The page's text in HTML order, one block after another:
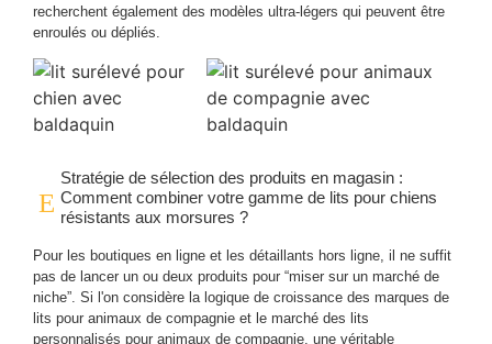
recherchent également des modèles ultra-légers qui peuvent être
enroulés ou dépliés.
Stratégie de sélection des produits en magasin :
Comment combiner votre gamme de lits pour chiens
résistants aux morsures ?
Pour les boutiques en ligne et les détaillants hors ligne, il ne suffit
pas de lancer un ou deux produits pour “miser sur un marché de
niche”. Si l'on considère la logique de croissance des marques de
lits pour animaux de compagnie et le marché des lits
personnalisés pour animaux de compagnie, une véritable